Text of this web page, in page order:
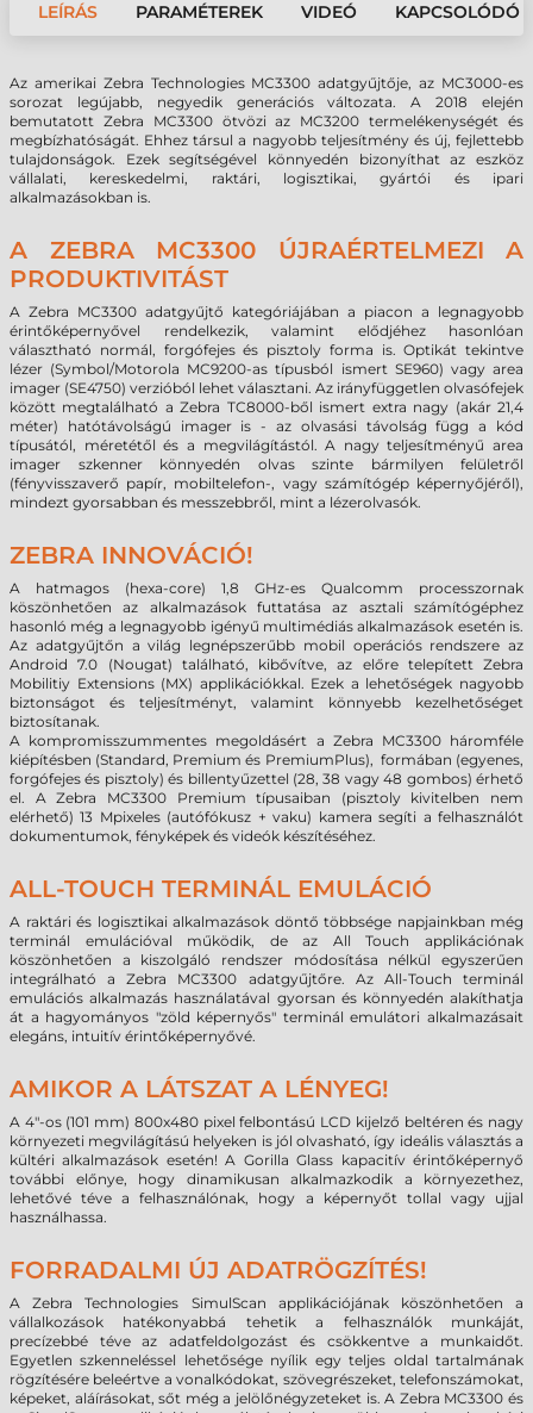
LEÍRÁS PARAMÉTEREK VIDEÓ KAPCSOLÓDÓ
Az amerikai Zebra Technologies MC3300 adatgyűjtője, az MC3000-es
sorozat legújabb, negyedik generációs változata. A 2018 elején
bemutatott Zebra MC3300 ötvözi az MC3200 termelékenységét és
megbízhatóságát. Ehhez társul a nagyobb teljesítmény és új, fejlettebb
tulajdonságok. Ezek segítségével könnyedén bizonyíthat az eszköz
vállalati, kereskedelmi, raktári, logisztikai, gyártói és ipari
alkalmazásokban is.
A ZEBRA MC3300 ÚJRAÉRTELMEZI A
PRODUKTIVITÁST
A Zebra MC3300 adatgyűjtő kategóriájában a piacon a legnagyobb
érintőképernyővel rendelkezik, valamint elődjéhez hasonlóan
választható normál, forgófejes és pisztoly forma is. Optikát tekintve
lézer (Symbol/Motorola MC9200-as típusból ismert SE960) vagy area
imager (SE4750) verzióból lehet választani. Az irányfüggetlen olvasófejek
között megtalálható a Zebra TC8000-ből ismert extra nagy (akár 21,4
méter) hatótávolságú imager is - az olvasási távolság függ a kód
típusától, méretétől és a megvilágítástól. A nagy teljesítményű area
imager szkenner könnyedén olvas szinte bármilyen felületről
(fényvisszaverő papír, mobiltelefon-, vagy számítógép képernyőjéről),
mindezt gyorsabban és messzebbről, mint a lézerolvasók.
ZEBRA INNOVÁCIÓ!
A hatmagos (hexa-core) 1,8 GHz-es Qualcomm processzornak
köszönhetően az alkalmazások futtatása az asztali számítógéphez
hasonló még a legnagyobb igényű multimédiás alkalmazások esetén is.
Az adatgyűjtőn a világ legnépszerűbb mobil operációs rendszere az
Android 7.0 (Nougat) található, kibővítve, az előre telepített Zebra
Mobilitiy Extensions (MX) applikációkkal. Ezek a lehetőségek nagyobb
biztonságot és teljesítményt, valamint könnyebb kezelhetőséget
biztosítanak.
A kompromisszummentes megoldásért a Zebra MC3300 háromféle
kiépítésben (Standard, Premium és PremiumPlus), formában (egyenes,
forgófejes és pisztoly) és billentyűzettel (28, 38 vagy 48 gombos) érhető
el. A Zebra MC3300 Premium típusaiban (pisztoly kivitelben nem
elérhető) 13 Mpixeles (autófókusz + vaku) kamera segíti a felhasználót
dokumentumok, fényképek és videók készítéséhez.
ALL-TOUCH TERMINÁL EMULÁCIÓ
A raktári és logisztikai alkalmazások döntő többsége napjainkban még
terminál emulációval működik, de az All Touch applikációnak
köszönhetően a kiszolgáló rendszer módosítása nélkül egyszerűen
integrálható a Zebra MC3300 adatgyűjtőre. Az All-Touch terminál
emulációs alkalmazás használatával gyorsan és könnyedén alakíthatja
át a hagyományos "zöld képernyős" terminál emulátori alkalmazásait
elegáns, intuitív érintőképernyővé.
AMIKOR A LÁTSZAT A LÉNYEG!
A 4"-os (101 mm) 800x480 pixel felbontású LCD kijelző beltéren és nagy
környezeti megvilágítású helyeken is jól olvasható, így ideális választás a
kültéri alkalmazások esetén! A Gorilla Glass kapacitív érintőképernyő
további előnye, hogy dinamikusan alkalmazkodik a környezethez,
lehetővé téve a felhasználónak, hogy a képernyőt tollal vagy ujjal
használhassa.
FORRADALMI ÚJ ADATRÖGZÍTÉS!
A Zebra Technologies SimulScan applikációjának köszönhetően a
vállalkozások hatékonyabbá tehetik a felhasználók munkáját,
precízebbé téve az adatfeldolgozást és csökkentve a munkaidőt.
Egyetlen szkenneléssel lehetősége nyílik egy teljes oldal tartalmának
rögzítésére beleértve a vonalkódokat, szövegrészeket, telefonszámokat,
képeket, aláírásokat, sőt még a jelölőnégyzeteket is. A Zebra MC3300 és